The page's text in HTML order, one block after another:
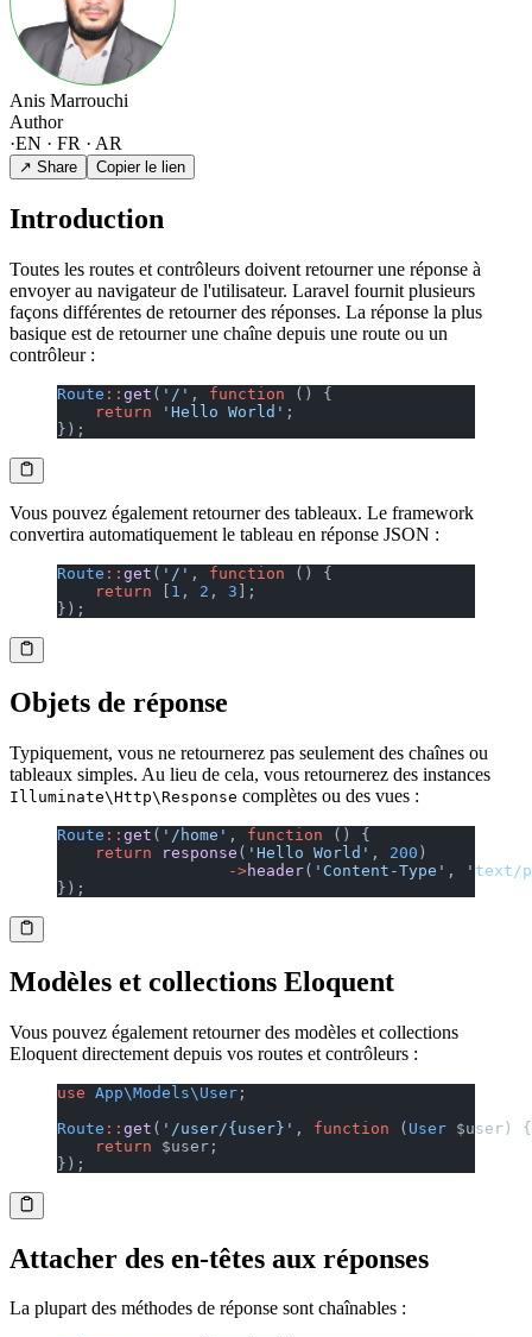
Anis Marrouchi
Author
·EN · FR · AR
↗ Share Copier le lien
Introduction
Toutes les routes et contrôleurs doivent retourner une réponse à
envoyer au navigateur de l'utilisateur. Laravel fournit plusieurs
façons différentes de retourner des réponses. La réponse la plus
basique est de retourner une chaîne depuis une route ou un
contrôleur :
Route :: get ( '/' , function () {
    return
'Hello World' ;
});
Vous pouvez également retourner des tableaux. Le framework
convertira automatiquement le tableau en réponse JSON :
Route :: get ( '/' , function () {
    return
1 , 2 , 3 ];
});
Objets de réponse
Typiquement, vous ne retournerez pas seulement des chaînes ou
tableaux simples. Au lieu de cela, vous retournerez des instances
Illuminate\Http\Response complètes ou des vues :
Route :: get ( '/home' , function () {
    return
response ( 'Hello World' , 200 )
                  ->
header( 'Content-Type' ,
'text/
});
Modèles et collections Eloquent
Vous pouvez également retourner des modèles et collections
Eloquent directement depuis vos routes et contrôleurs :
use App\Models\User ;
Route :: get ( '/user/{user}' , function ( User $user) {
    return
$user;
});
Attacher des en-têtes aux réponses
La plupart des méthodes de réponse sont chaînables :